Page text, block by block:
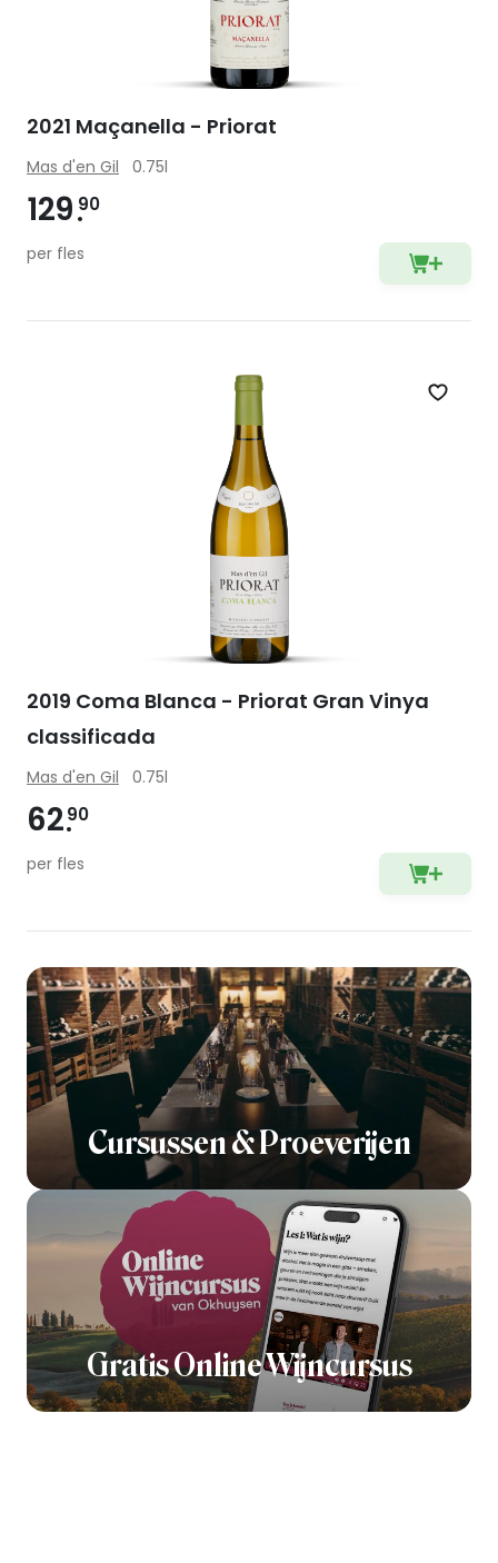
Cursussen & Proeverijen
Gratis Online Wijncursus
2021 Maçanella - Priorat
Mas d'en Gil 0.75l
129 90
per fles
Zet
2019 Coma Blanca - Priorat Gran Vinya
classificada
Mas d'en Gil 0.75l
6290
per fles